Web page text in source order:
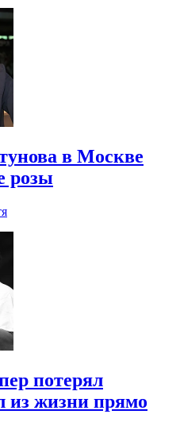
в Москве
розы
потерял
из жизни прямо